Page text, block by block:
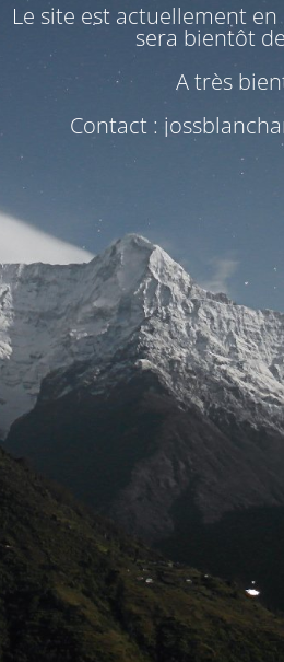
Le site est actuellement en
sera bientôt
A très
Contact :